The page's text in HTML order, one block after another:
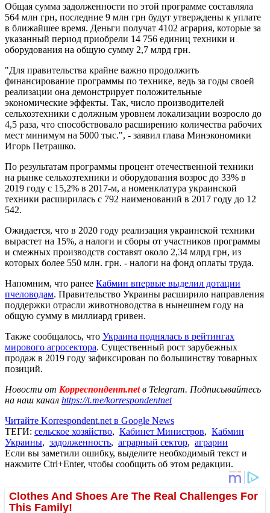
Общая сумма задолженности по этой программе составляла
564 млн грн, последние 9 млн грн будут утверждены к уплате
в ближайшее время. Деньги получат 4102 агрария, которые за
указанный период приобрели 14 756 единиц техники и
оборудования на общую сумму 2,7 млрд грн.
"Для правительства крайне важно продолжить
финансирование программы по технике, ведь за годы своей
реализации она демонстрирует положительные
экономические эффекты. Так, число производителей
сельхозтехники с должным уровнем локализации возросло до
4,5 раза, что способствовало расширению количества рабочих
мест минимум на 5000 тыс.", - заявил глава Минэкономики
Игорь Петрашко.
По результатам программы процент отечественной техники
на рынке сельхозтехники и оборудования возрос до 33% в
2019 году с 15,2% в 2017-м, а номенклатура украинской
техники расширилась с 792 наименований в 2017 году до 12
542.
Ожидается, что в 2020 году реализация украинской техники
вырастет на 15%, а налоги и сборы от участников программы
и смежных производств составят около 2,34 млрд грн, из
которых более 550 млн. грн. - налоги на фонд оплаты труда.
Напомним, что ранее Кабмин впервые выделил дотации
пчеловодам. Правительство Украины расширило направления
поддержки отрасли животноводства в нынешнем году на
общую сумму в миллиард гривен.
Также сообщалось, что Украина поднялась в рейтингах
мирового агросектора. Существенный рост зарубежных
продаж в 2019 году зафиксирован по большинству товарных
позиций.
Новости от Корреспондент.netв Telegram. Подписывайтесь
на наш канал https://t.me/korrespondentnet
Читайте Korrespondent.net в Google News
ТЕГИ: сельское хозяйство, Кабинет Министров, Кабмин
Украины, задолженность, аграрный сектор, аграрии
Если вы заметили ошибку, выделите необходимый текст и
нажмите Ctrl+Enter, чтобы сообщить об этом редакции.